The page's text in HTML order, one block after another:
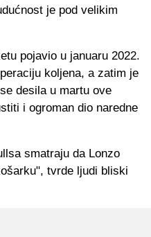
je pod velikim
pojavio u januaru 2022.
koljena, a zatim je
desila u martu ove
i ogroman dio naredne
smatraju da Lonzo
tvrde ljudi bliski